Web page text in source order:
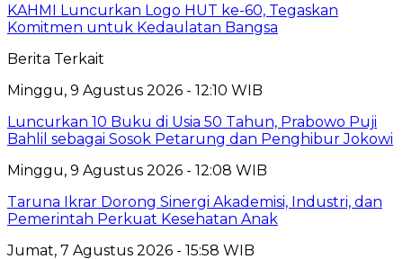
KAHMI Luncurkan Logo HUT ke-60, Tegaskan
Komitmen untuk Kedaulatan Bangsa
Berita Terkait
Minggu, 9 Agustus 2026 - 12:10 WIB
Luncurkan 10 Buku di Usia 50 Tahun, Prabowo Puji
Bahlil sebagai Sosok Petarung dan Penghibur Jokowi
Minggu, 9 Agustus 2026 - 12:08 WIB
Taruna Ikrar Dorong Sinergi Akademisi, Industri, dan
Pemerintah Perkuat Kesehatan Anak
Jumat, 7 Agustus 2026 - 15:58 WIB